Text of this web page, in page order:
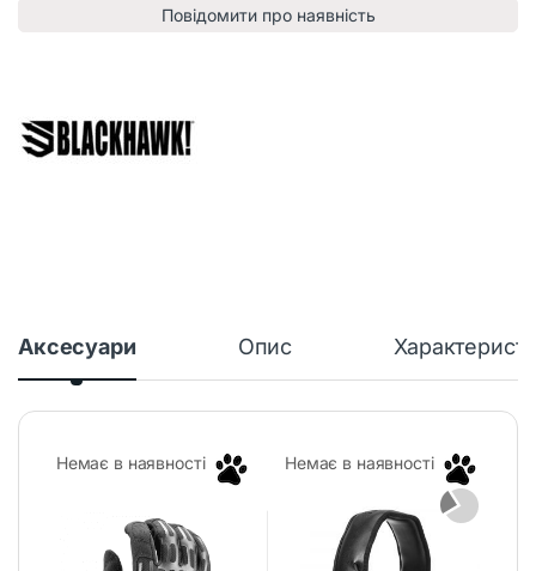
Повідомити про наявність
Аксесуари Опис
Немає в наявності Немає в наявності